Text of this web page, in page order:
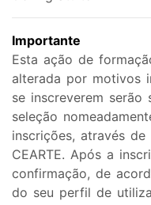
Importante
Esta ação de
alterada por motivos
se inscreverem
seleção
inscrições, através
CEARTE. Após a
confirmação, de
do seu perfil de